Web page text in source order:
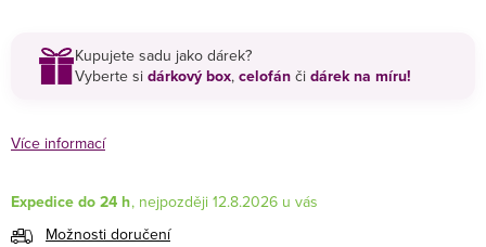
Kupujete sadu jako dárek?
Vyberte si dárkový box, celofán či dárek na míru!
Více informací
Expedice do 24 h
12.8.2026
Možnosti doručení